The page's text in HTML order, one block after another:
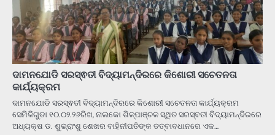
ଦାମନଯୋଡି ସରସ୍ଵତୀ ବିଦ୍ୟାମନ୍ଦିରରେ କିଶୋରୀ ସଚେତନତା
କାର୍ଯ୍ୟକ୍ରମ
ଦାମନଯୋଡି ସରସ୍ଵତୀ ବିଦ୍ୟାମନ୍ଦିରରେ କିଶୋରୀ ସଚେତନତା କାର୍ଯ୍ୟକ୍ରମ
ସେମିଳିଗୁଡା ୧୦.୦୨.୨୬ରିଖ, ନାଲକୋ ଶିଳ୍ପାଞ୍ଚଳ ସ୍ଥିତ ସରସ୍ବତୀ ବିଦ୍ୟାମନ୍ଦିରରେ
ଅଧ୍ୟକ୍ଷ ଡ. ଶୁଭ୍ରାଂଶୁ ଶେଖର ବାହିନୀପତିଙ୍କ ତତ୍ବାବଧାନରେ ଏକ…